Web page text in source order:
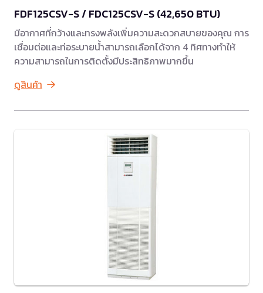
FDF125CSV-S / FDC125CSV-S (42,650 BTU)
มีอากาศที่กว้างและทรงพลังเพิ่มความสะดวกสบายของคุณ การ
เชื่อมต่อและท่อระบายน้ำสามารถเลือกได้จาก 4 ทิศทางทำให้
ความสามารถในการติดตั้งมีประสิทธิภาพมากขึ้น
ดูสินค้า